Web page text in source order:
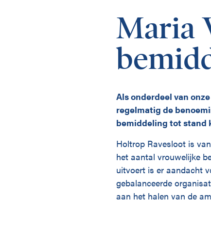
Bedrijfsleven
Publieke Sector
Disciplines
Maria
Als onderdeel van
regelmatig de
bemiddeling tot stand
Holtrop Ravesloot is
het aantal vrouwelijke
uitvoert is er aandacht
gebalanceerde
aan het halen van de